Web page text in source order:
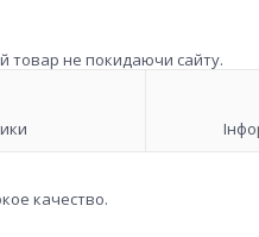
товар не покидаючи сайту.
качество.